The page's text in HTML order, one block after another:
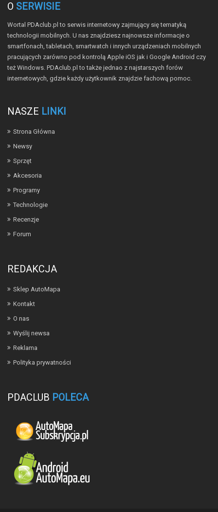
O SERWISIE
Wortal PDAclub.pl to serwis internetowy zajmujący się tematyką
technologii mobilnych. U nas znajdziesz najnowsze informacje o
smartfonach, tabletach, smartwatch i innych urządzeniach mobilnych
pracujących zarówno pod kontrolą Apple iOS jak i Google Android czy
też Windows. PDAclub.pl to także jednao z najstarszych forów
internetowych, gdzie każdy użytkownik znajdzie fachową pomoc.
NASZE LINKI
Strona Główna
Newsy
Sprzęt
Akcesoria
Programy
Technologie
Recenzje
Forum
REDAKCJA
Sklep AutoMapa
Kontakt
O nas
Wyślij newsa
Reklama
Polityka prywatności
PDACLUB POLECA